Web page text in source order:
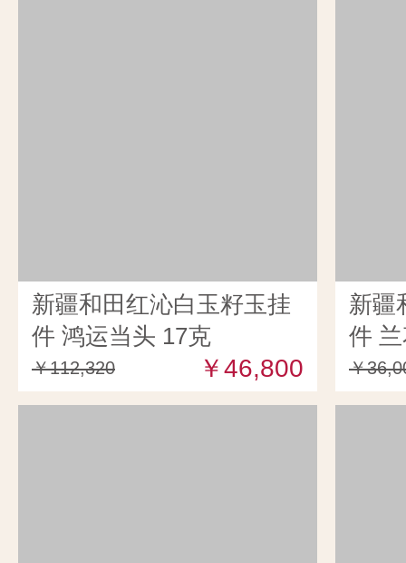
新疆和田红沁白玉籽玉挂
件 鸿运当头 17克
￥112,320 ￥46,800
新疆
件
￥